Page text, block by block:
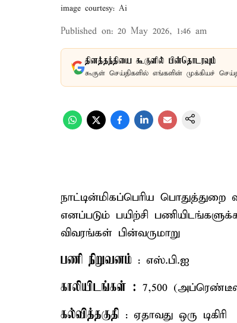
image courtesy: Ai
Published on: 20 May 2026, 1:46 am
தினத்தந்தியை கூகுளில் பின்தொடரவும்
கூகுள் செய்திகளில் எங்களின் முக்கியச்
நாட்டின்மிகப்பெரிய
எனப்படும் பயிற்சி
விவரங்கள் பின்வருமாறு
பணி நிறுவனம் : எஸ்.பி.ஐ
காலியிடங்கள் : 7,500
கல்வித்தகுதி : ஏதாவது ஒரு டிகிரி